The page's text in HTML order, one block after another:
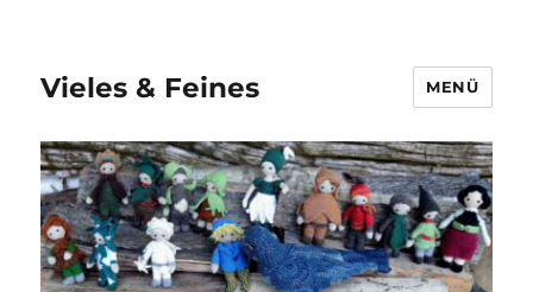
Vieles & Feines MENÜ